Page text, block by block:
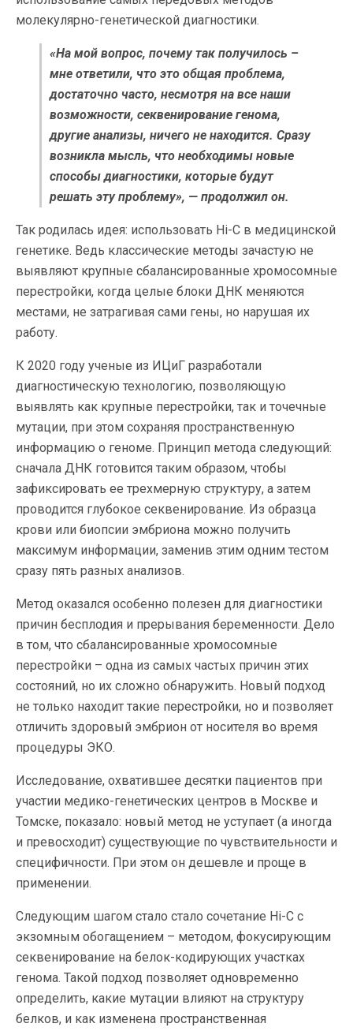
молекулярно-генетической диагностики.
«На мой вопрос, почему так получилось –
мне ответили, что это общая проблема,
достаточно часто, несмотря на все наши
возможности, секвенирование генома,
другие анализы, ничего не находится. Сразу
возникла мысль, что необходимы новые
способы диагностики, которые будут
решать эту проблему», — продолжил он.
Так родилась идея: использовать Hi-C в медицинской
генетике. Ведь классические методы зачастую не
выявляют крупные сбалансированные хромосомные
перестройки, когда целые блоки ДНК меняются
местами, не затрагивая сами гены, но нарушая их
работу.
К 2020 году ученые из ИЦиГ разработали
диагностическую технологию, позволяющую
выявлять как крупные перестройки, так и точечные
мутации, при этом сохраняя пространственную
информацию о геноме. Принцип метода следующий:
сначала ДНК готовится таким образом, чтобы
зафиксировать ее трехмерную структуру, а затем
проводится глубокое секвенирование. Из образца
крови или биопсии эмбриона можно получить
максимум информации, заменив этим одним тестом
сразу пять разных анализов.
Метод оказался особенно полезен для диагностики
причин бесплодия и прерывания беременности. Дело
в том, что сбалансированные хромосомные
перестройки – одна из самых частых причин этих
состояний, но их сложно обнаружить. Новый подход
не только находит такие перестройки, но и позволяет
отличить здоровый эмбрион от носителя во время
процедуры ЭКО.
Исследование, охватившее десятки пациентов при
участии медико-генетических центров в Москве и
Томске, показало: новый метод не уступает (а иногда
и превосходит) существующие по чувствительности и
специфичности. При этом он дешевле и проще в
применении.
Следующим шагом стало стало сочетание Hi-C с
экзомным обогащением – методом, фокусирующим
секвенирование на белок-кодирующих участках
генома. Такой подход позволяет одновременно
определить, какие мутации влияют на структуру
белков, и как изменена пространственная